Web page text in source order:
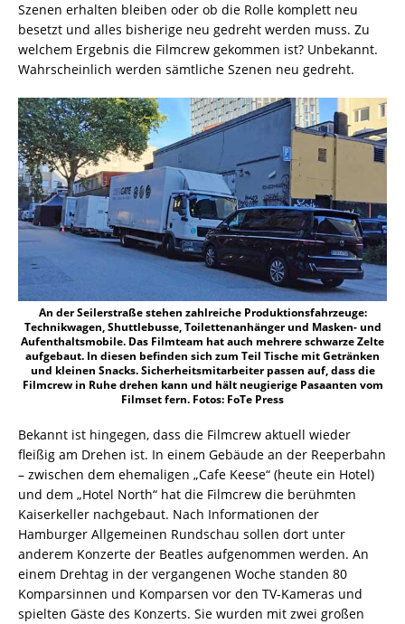
Szenen erhalten bleiben oder ob die Rolle komplett neu
besetzt und alles bisherige neu gedreht werden muss. Zu
welchem Ergebnis die Filmcrew gekommen ist? Unbekannt.
Wahrscheinlich werden sämtliche Szenen neu gedreht.
An der Seilerstraße stehen zahlreiche Produktionsfahrzeuge:
Technikwagen, Shuttlebusse, Toilettenanhänger und Masken- und
Aufenthaltsmobile. Das Filmteam hat auch mehrere schwarze Zelte
aufgebaut. In diesen befinden sich zum Teil Tische mit Getränken
und kleinen Snacks. Sicherheitsmitarbeiter passen auf, dass die
Filmcrew in Ruhe drehen kann und hält neugierige Pasaanten vom
Filmset fern. Fotos: FoTe Press
Bekannt ist hingegen, dass die Filmcrew aktuell wieder
fleißig am Drehen ist. In einem Gebäude an der Reeperbahn
– zwischen dem ehemaligen „Cafe Keese“ (heute ein Hotel)
und dem „Hotel North“ hat die Filmcrew die berühmten
Kaiserkeller nachgebaut. Nach Informationen der
Hamburger Allgemeinen Rundschau sollen dort unter
anderem Konzerte der Beatles aufgenommen werden. An
einem Drehtag in der vergangenen Woche standen 80
Komparsinnen und Komparsen vor den TV-Kameras und
spielten Gäste des Konzerts. Sie wurden mit zwei großen